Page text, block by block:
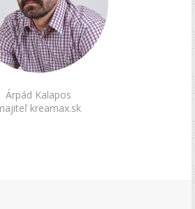
Árpád Kalapos
kreamax.sk